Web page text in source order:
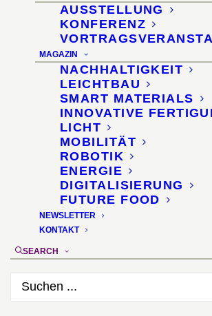
AUSSTELLUNG
KONFERENZ
MAGAZIN
NACHHALTIGKEIT
LEICHTBAU
SMART MATERIALS
INNOVATIVE
LICHT
MOBILITÄT
ROBOTIK
ENERGIE
DIGITALISIERUNG
FUTURE FOOD
NEWSLETTER
KONTAKT
SEARCH
md Magazin
3-2020
Verlag
Konradin Medien
GESAMTER ARTIKEL IM MD MAGAZIN